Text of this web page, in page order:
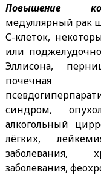
Повышение
медуллярный рак
С-клеток,
или
Эллисона,
почечная
синдром,
алкогольный
лёгких,
заболевания,
заболевания,